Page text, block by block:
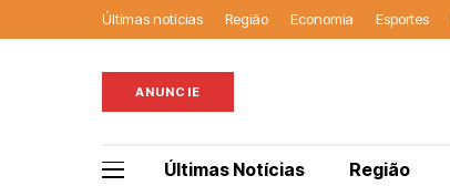
Últimas notícias Região Economia Esportes
ANUNCIE
Últimas Notícias Região